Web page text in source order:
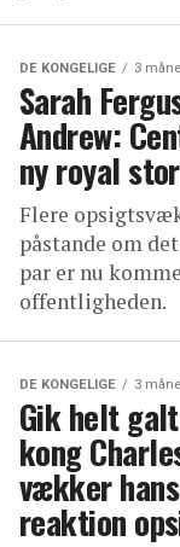
DE KONGELIGE 3
Sarah
Andrew:
ny royal
Flere
påstande om
par er nu
offentligheden.
DE KONGELIGE 3
Gik helt
kong
vækker hans
reaktion